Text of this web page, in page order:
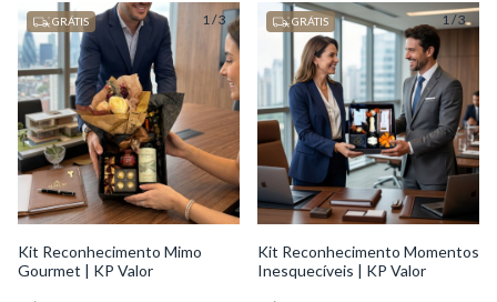
1/3
GRÁTIS
Kit Reconhecimento Mimo
Gourmet | KP Valor
1/3
GRÁTIS
Kit Reconhecimento Momentos
Inesquecíveis | KP Valor